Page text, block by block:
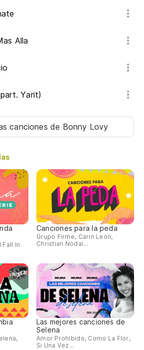
Alla
Yarit)
canciones de Bonny Lovy
Fall In
Canciones para la peda
Grupo Firme, Carin Leon,
Christian Nodal...
Las mejores canciones de
Selena
Amor Prohibido, Como La Flor,
Si Una Vez...